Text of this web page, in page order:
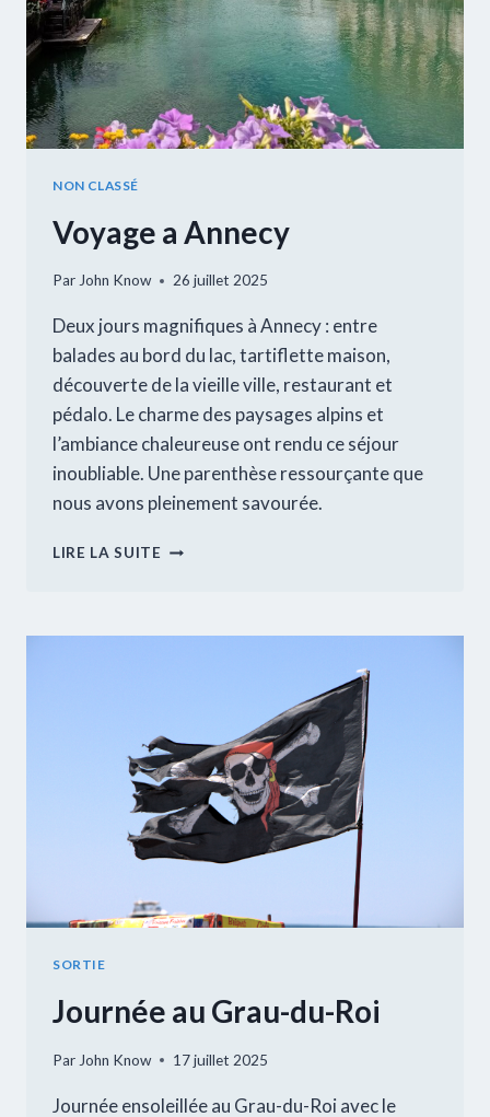
NON CLASSÉ
Voyage a Annecy
ParJohn Know 26 juillet 2025
Deux jours magnifiques à Annecy : entre
balades au bord du lac, tartiflette maison,
découverte de la vieille ville, restaurant et
pédalo. Le charme des paysages alpins et
l’ambiance chaleureuse ont rendu ce séjour
inoubliable. Une parenthèse ressourçante que
nous avons pleinement savourée.
LIRE LA SUITE VOYAGE
SORTIE
Journée au Grau-du-Roi
Par John Know 17 juillet 2025
Journée ensoleillée au Grau-du-Roi avec le